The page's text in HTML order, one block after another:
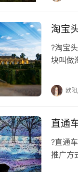
淘宝
?淘宝
块叫做
欧
直通
?直通
推广方